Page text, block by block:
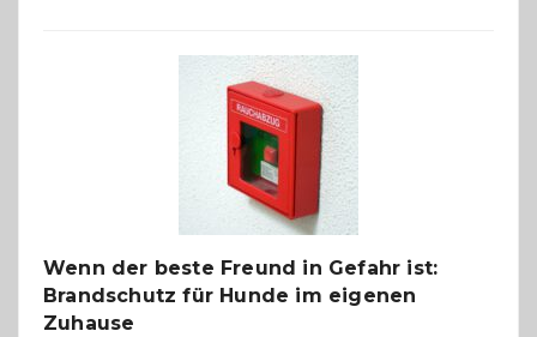
bewusst
herzlich
gestalten
Wenn der beste Freund in Gefahr ist:
Brandschutz für Hunde im eigenen
Zuhause